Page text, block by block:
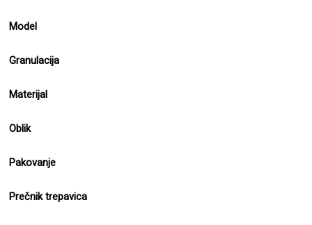
Model
Granulacija
Materijal
Oblik
Pakovanje
Prečnik trepavica